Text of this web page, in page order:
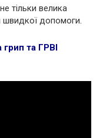
тільки велика
швидкої допомоги.
та ГРВІ